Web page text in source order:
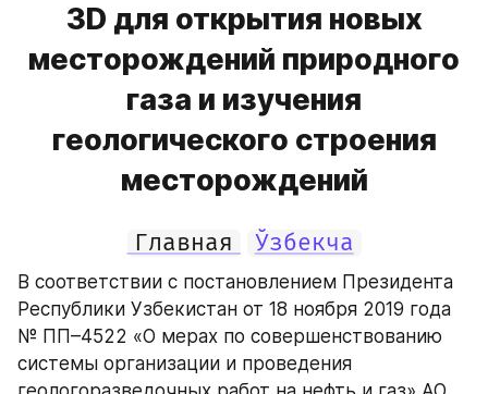
3D для открытия новых
месторождений природного
газа и изучения
геологического строения
месторождений
Главная Ўзбекча
В соответствии с постановлением Президента
Республики Узбекистан от 18 ноября 2019 года
№ ПП–4522 «О мерах по совершенствованию
системы организации и проведения